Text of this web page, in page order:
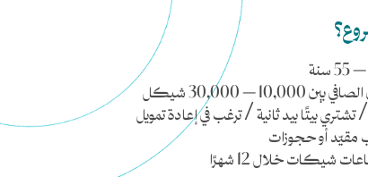
– 30,000 شيكل
بيتًا بيد ثانية / ترغب في إعادة تمويل
أو حجوزات
شيكات خلال 12 شهرًا